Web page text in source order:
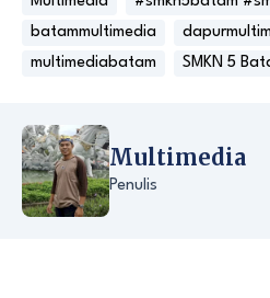
batammultimedia
multimediabatam
SMKN 5
Multimedia
Penulis